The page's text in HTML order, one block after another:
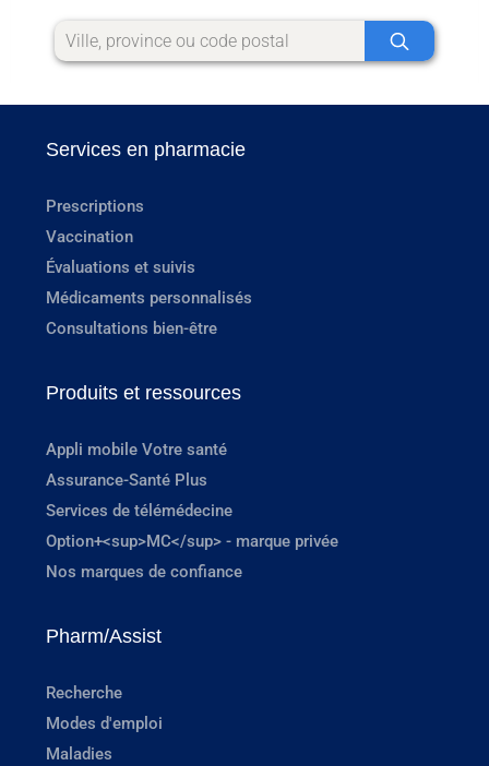
Services en pharmacie
Prescriptions
Vaccination
Évaluations et suivis
Médicaments personnalisés
Consultations bien-être
Produits et ressources
Appli mobile Votre santé
Assurance-Santé Plus
Services de télémédecine
Option+<sup>MC</sup> - marque privée
Nos marques de confiance
Pharm/Assist
Recherche
Modes d'emploi
Maladies